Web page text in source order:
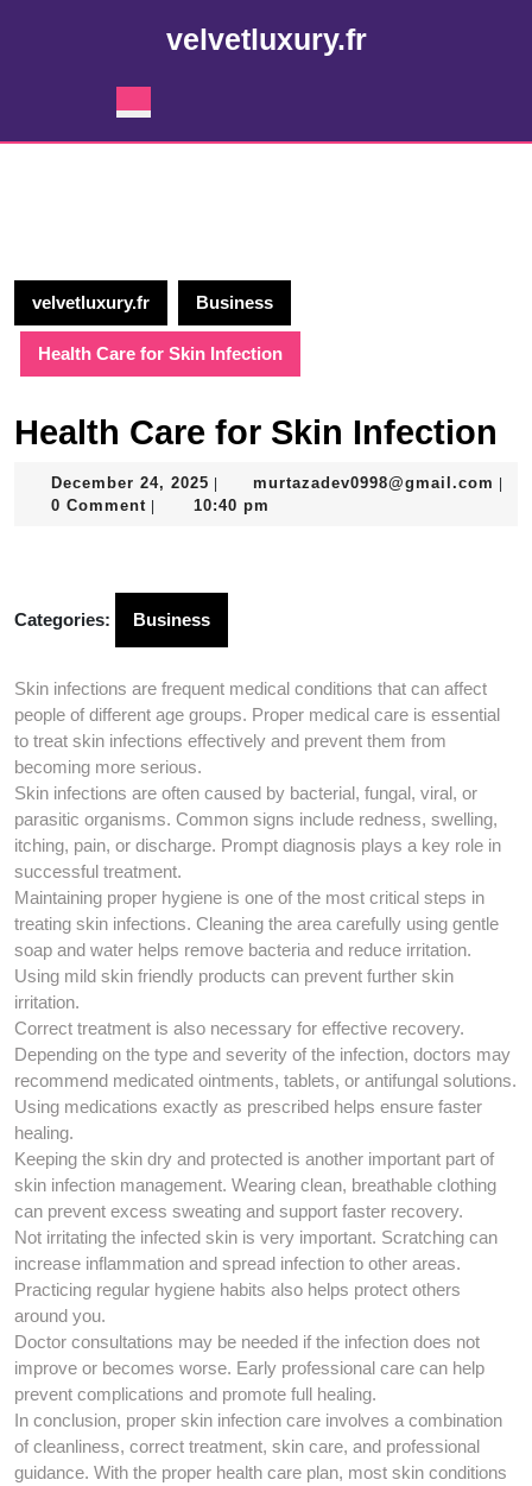
velvetluxury.fr
Button
velvetluxury.fr Business
Health Care for Skin Infection
Health Care for Skin Infection
December 24, 2025 December
24,
murtazadev0998@gmail.com
0 Comment 10:40 pm
Categories: Business
Skin infections are frequent medical conditions that can affect
people of different age groups. Proper medical care is essential
to treat skin infections effectively and prevent them from
becoming more serious.
Skin infections are often caused by bacterial, fungal, viral, or
parasitic organisms. Common signs include redness, swelling,
itching, pain, or discharge. Prompt diagnosis plays a key role in
successful treatment.
Maintaining proper hygiene is one of the most critical steps in
treating skin infections. Cleaning the area carefully using gentle
soap and water helps remove bacteria and reduce irritation.
Using mild skin friendly products can prevent further skin
irritation.
Correct treatment is also necessary for effective recovery.
Depending on the type and severity of the infection, doctors may
recommend medicated ointments, tablets, or antifungal solutions.
Using medications exactly as prescribed helps ensure faster
healing.
Keeping the skin dry and protected is another important part of
skin infection management. Wearing clean, breathable clothing
can prevent excess sweating and support faster recovery.
Not irritating the infected skin is very important. Scratching can
increase inflammation and spread infection to other areas.
Practicing regular hygiene habits also helps protect others
around you.
Doctor consultations may be needed if the infection does not
improve or becomes worse. Early professional care can help
prevent complications and promote full healing.
In conclusion, proper skin infection care involves a combination
of cleanliness, correct treatment, skin care, and professional
guidance. With the proper health care plan, most skin conditions